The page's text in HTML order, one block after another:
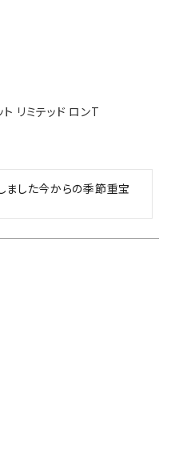
リミテッド ロンT
した今からの季節重宝